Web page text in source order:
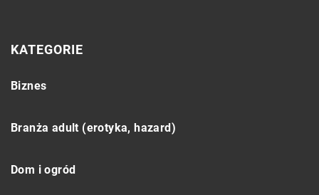
KATEGORIE
Biznes
Branża adult (erotyka, hazard)
Dom i ogród